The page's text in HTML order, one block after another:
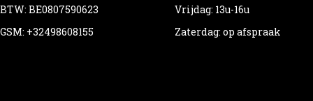
BTW: BE0807590623
GSM: +32498608155
Vrijdag: 13u-16u
Zaterdag: op afspraak